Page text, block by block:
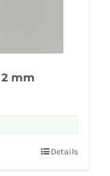
mm
Details